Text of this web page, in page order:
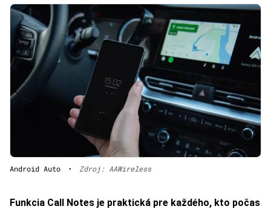
Android Auto • Zdroj: AAWireless
Funkcia Call Notes je praktická pre každého, kto počas